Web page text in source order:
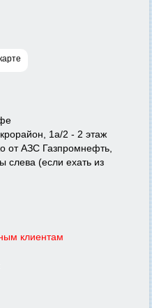
1а/2 - 2 этаж
от АЗС Газпромнефть,
(если ехать из
клиентам